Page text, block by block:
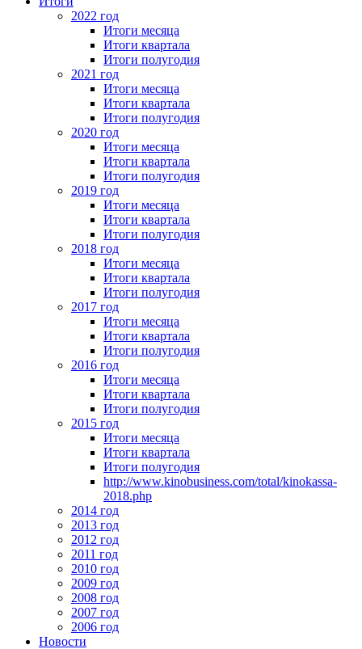
2022 год
Итоги месяца
Итоги квартала
Итоги полугодия
2021 год
Итоги месяца
Итоги квартала
Итоги полугодия
2020 год
Итоги месяца
Итоги квартала
Итоги полугодия
2019 год
Итоги месяца
Итоги квартала
Итоги полугодия
2018 год
Итоги месяца
Итоги квартала
Итоги полугодия
2017 год
Итоги месяца
Итоги квартала
Итоги полугодия
2016 год
Итоги месяца
Итоги квартала
Итоги полугодия
2015 год
Итоги месяца
Итоги квартала
Итоги полугодия
http://www.kinobusiness.com/total/kinokassa-
2018.php
2014 год
2013 год
2012 год
2011 год
2010 год
2009 год
2008 год
2007 год
2006 год
Новости